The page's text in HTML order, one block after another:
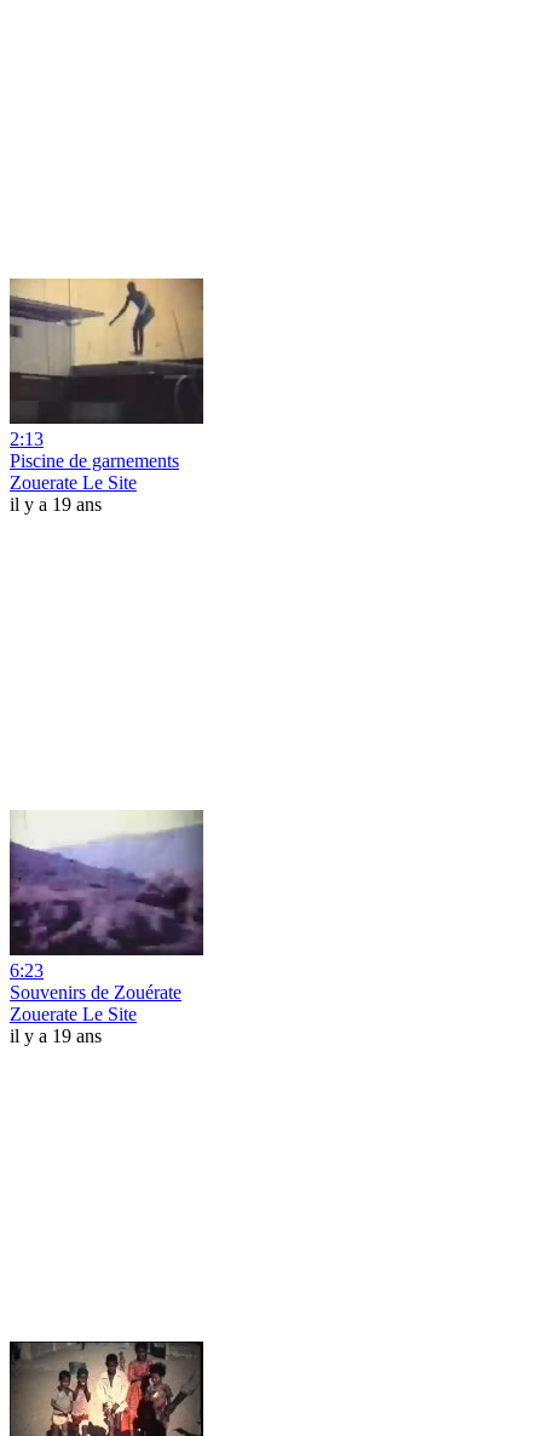
2:13
Piscine de garnements
Zouerate Le Site
il y a 19 ans
6:23
Souvenirs de Zouérate
Zouerate Le Site
il y a 19 ans